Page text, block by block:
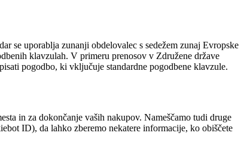
se uporablja zunanji obdelovalec s sedežem zunaj Evropske
klavzulah. V primeru prenosov v Združene države
pogodbo, ki vključuje standardne pogodbene klavzule.
in za dokončanje vaših nakupov. Nameščamo tudi druge
ID), da lahko zberemo nekatere informacije, ko obiščete